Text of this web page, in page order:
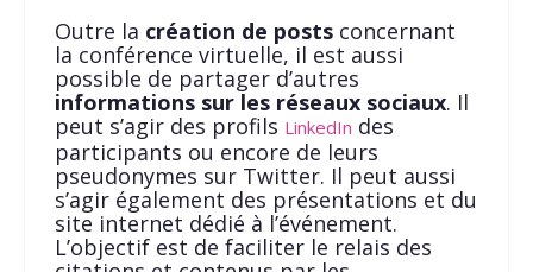
Outre la création de postsconcernant
la conférence virtuelle, il est aussi
possible de partager d’autres
informations sur les réseaux sociaux. Il
peut s’agir des profils LinkedIn des
participants ou encore de leurs
pseudonymes sur Twitter. Il peut aussi
s’agir également des présentations et du
site internet dédié à l’événement.
L’objectif est de faciliter le relais des